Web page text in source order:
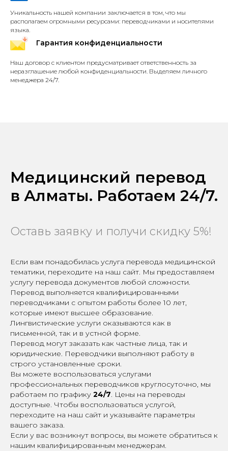
Уникальность нашей компании заключается в том, что мы
располагаем огромными ресурсами: переводчиками и носителями
языка.
Гарантия конфиденциальности
Наш договор с клиентом предусматривает ответственность за
неразглашение любой конфиденциальности. Выделяем личного
менеджера 24/7.
Медицинский перевод
в Алматы. Работаем 24/7.
Оставь заявку и получи скидку 5%!
Если вам понадобилась услуга перевода медицинской
тематики, переходите на наш сайт. Мы предоставляем
услугу перевода документов любой сложности.
Перевод выполняется квалифицированными
переводчиками с опытом работы более 10 лет,
которые имеют высшее образование.
Лингвистические услуги оказываются как в
письменной, так и в устной форме.
Перевод могут заказать как частные лица, так и
юридические. Переводчики выполняют работу в
строго установленные сроки.
Вы можете воспользоваться услугами
профессиональных переводчиков круглосуточно, мы
работаем по графику 24/7. Цены на переводы
доступные. Чтобы воспользоваться услугой,
переходите на наш сайт и указывайте параметры
вашего заказа.
Если у вас возникнут вопросы, вы можете обратиться к
нашим квалифицированным менеджерам.